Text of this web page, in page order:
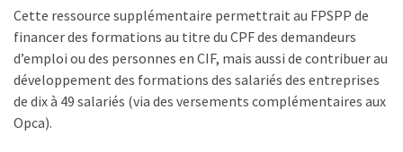
Cette ressource supplémentaire permettrait au FPSPP de
financer des formations au titre du CPF des demandeurs
d’emploi ou des personnes en CIF, mais aussi de contribuer au
développement des formations des salariés des entreprises
de dix à 49 salariés (via des versements complémentaires aux
Opca).